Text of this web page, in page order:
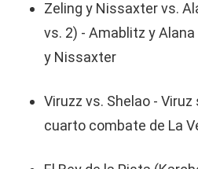
Zeling y Nissaxter vs.
vs. 2) - Amablitz y
y Nissaxter
Viruzz vs. Shelao - Viruz
cuarto combate de La